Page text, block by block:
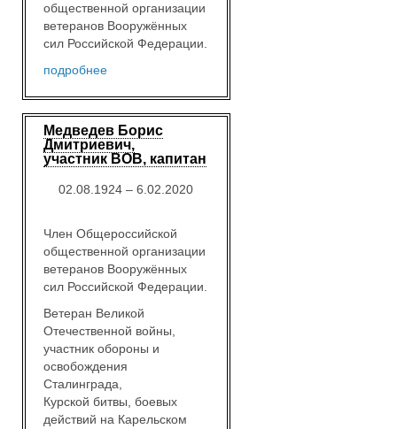
общественной организации
ветеранов Вооружённых
сил Российской Федерации.
подробнее
Медведев Борис
Дмитриевич,
участник ВОВ, капитан
02.08.1924 – 6.02.2020
Член Общероссийской
общественной организации
ветеранов Вооружённых
сил Российской Федерации.
Ветеран Великой
Отечественной войны,
участник обороны и
освобождения
Сталинграда,
Курской битвы, боевых
действий на Карельском